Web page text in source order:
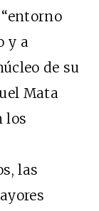
y a
de su
Mata
los
las